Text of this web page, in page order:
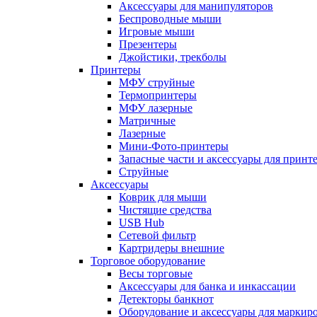
Аксессуары для манипуляторов
Беспроводные мыши
Игровые мыши
Презентеры
Джойстики, трекболы
Принтеры
МФУ струйные
Термопринтеры
МФУ лазерные
Матричные
Лазерные
Мини-Фото-принтеры
Запасные части и аксессуары для
Струйные
Аксессуары
Коврик для мыши
Чистящие средства
USB Hub
Сетевой фильтр
Картридеры внешние
Торговое оборудование
Весы торговые
Аксессуары для банка и инкассации
Детекторы банкнот
Оборудование и аксессуары для